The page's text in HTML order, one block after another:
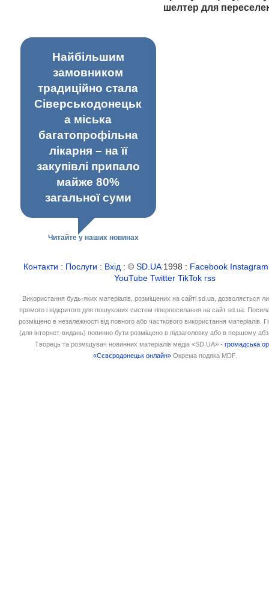
шелтер для
Найбільшим
замовником
традиційно стала
Сіверськодонецьк
а міська
багатопрофільна
лікарня – на її
закупівлі припало
майже 80%
загальної суми
Читайте у наших новинах
Контакти : Послуги : Вхід : ©SD.UA1998 : Facebook Instagram
YouTube Twitter TikTok rss
Використання будь-яких матеріалів, розміщених на сайті sd.ua, дозволяється
прямого і відкритого для пошукових систем гіперпосилання на сайт sd.ua.
розміщено в незалежності від повного або часткового використання матеріалів.
(для інтернет-видань) повинно бути розміщено в підзаголовку або в першому
Творець та розміщувач новинних матеріалів медіа «SD.UA» -громадська
«Сєвєродонецьк онлайн» Окрема подяка MDF.